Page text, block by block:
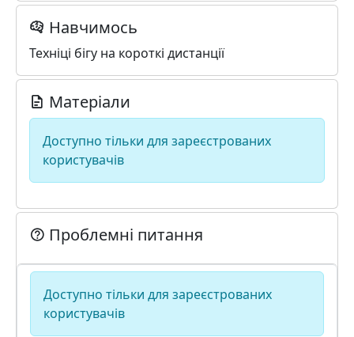
Навчимось
Техніці бігу на короткі дистанції
Матеріали
Доступно тільки для зареєстрованих
користувачів
Проблемні питання
Доступно тільки для зареєстрованих
користувачів